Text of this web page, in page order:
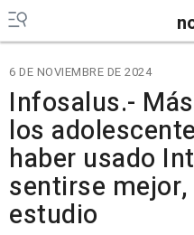
6 DE NOVIEMBRE DE 2024
Infosalus.-
los
haber usado
sentirse
estudio